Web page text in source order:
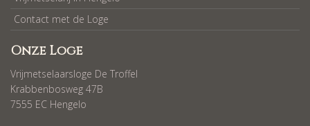
Contact met de Loge
Onze Loge
Vrijmetselaarsloge De Troffel
Krabbenbosweg 47B
7555 EC Hengelo